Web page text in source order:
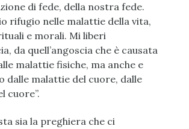
di fede, della nostra fede.
rifugio nelle malattie della vita,
e morali. Mi liberi
da quell’angoscia che è causata
malattie fisiche, ma anche e
dalle malattie del cuore, dalle
cuore”.
sia la preghiera che ci